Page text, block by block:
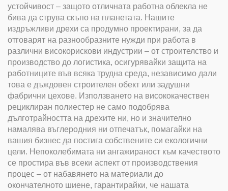
устойчивост – защото отличната работна облекла не
бива да струва скъпо на планетата. Нашите
издръжливи дрехи са продумно проектирани, за да
отговарят на разнообразните нужди при работа в
различни високорискови индустрии – от строителство и
производство до логистика, осигурявайки защита на
работниците във всяка трудна среда, независимо дали
това е дъждовен строителен обект или задушни
фабрични цехове. Използването на висококачествен
рециклиран полиестер не само подобрява
дълготрайността на дрехите ни, но и значително
намалява въглеродния ни отпечатък, помагайки на
вашия бизнес да постига собствените си екологични
цели. Непоколебимата ни ангажираност към качеството
се простира във всеки аспект от производствения
процес – от набавянето на материали до
окончателното шиене, гарантирайки, че нашата